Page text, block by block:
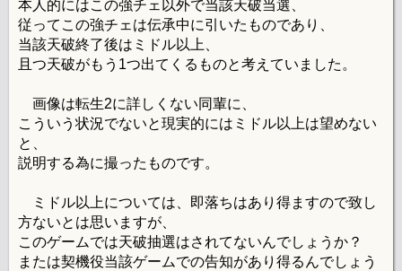
本人的にはこの強チェ以外で当該天破当選、
従ってこの強チェは伝承中に引いたものであり、
当該天破終了後はミドル以上、
且つ天破がもう1つ出てくるものと考えていました。
画像は転生2に詳しくない同輩に、
こういう状況でないと現実的にはミドル以上は望めない
と、
説明する為に撮ったものです。
ミドル以上については、即落ちはあり得ますので致し
方ないとは思いますが、
このゲームでは天破抽選はされてないんでしょうか？
または契機役当該ゲームでの告知があり得るんでしょう